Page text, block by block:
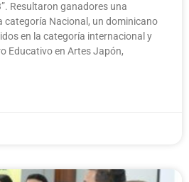
Resultaron ganadores una
categoría Nacional, un dominicano
en la categoría internacional y
Educativo en Artes Japón,